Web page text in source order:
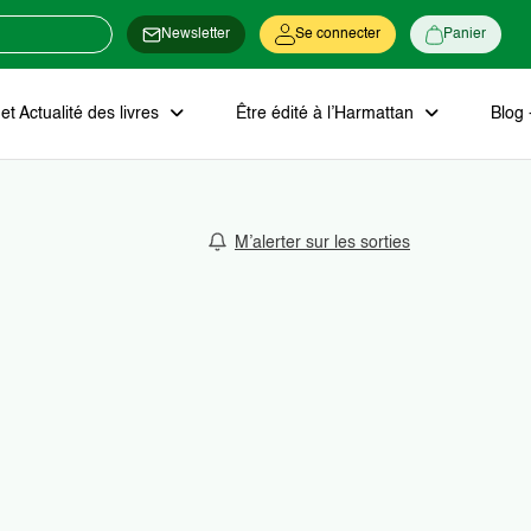
Newsletter Se connecter Panier
Actualité des livres Être édité à l’Harmattan Blog
M’alerter sur les sorties